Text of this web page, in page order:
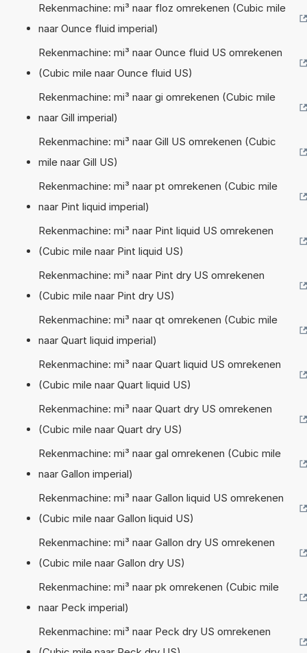
Rekenmachine: mi³ naar floz omrekenen (Cubic mile
naar Ounce fluid imperial)
Rekenmachine: mi³ naar Ounce fluid US omrekenen
(Cubic mile naar Ounce fluid US)
Rekenmachine: mi³ naar gi omrekenen (Cubic mile
naar Gill imperial)
Rekenmachine: mi³ naar Gill US omrekenen (Cubic
mile naar Gill US)
Rekenmachine: mi³ naar pt omrekenen (Cubic mile
naar Pint liquid imperial)
Rekenmachine: mi³ naar Pint liquid US omrekenen
(Cubic mile naar Pint liquid US)
Rekenmachine: mi³ naar Pint dry US omrekenen
(Cubic mile naar Pint dry US)
Rekenmachine: mi³ naar qt omrekenen (Cubic mile
naar Quart liquid imperial)
Rekenmachine: mi³ naar Quart liquid US omrekenen
(Cubic mile naar Quart liquid US)
Rekenmachine: mi³ naar Quart dry US omrekenen
(Cubic mile naar Quart dry US)
Rekenmachine: mi³ naar gal omrekenen (Cubic mile
naar Gallon imperial)
Rekenmachine: mi³ naar Gallon liquid US omrekenen
(Cubic mile naar Gallon liquid US)
Rekenmachine: mi³ naar Gallon dry US omrekenen
(Cubic mile naar Gallon dry US)
Rekenmachine: mi³ naar pk omrekenen (Cubic mile
naar Peck imperial)
Rekenmachine: mi³ naar Peck dry US omrekenen